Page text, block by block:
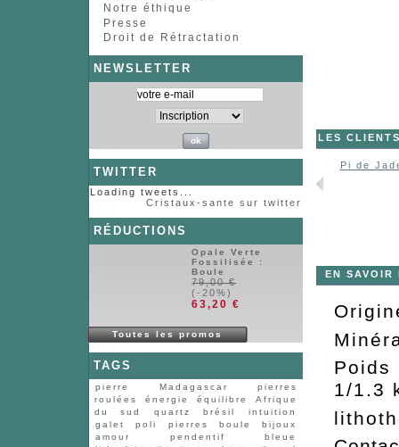
Notre éthique
Presse
Droit de Rétractation
NEWSLETTER
TWITTER
Loading tweets...
Cristaux-sante sur twitter
RÉDUCTIONS
Opale Verte
Fossilisée :
Boule
79,00 €
(-20%)
63,20 €
Toutes les promos
TAGS
pierre Madagascar
pierres
roulées
énergie équilibre
Afrique
du sud
quartz brésil
intuition
galet
poli pierres boule
bijoux
amour
pendentif
bleue
LES
Pi de
EN SAVOIR
Poids
1/1.3